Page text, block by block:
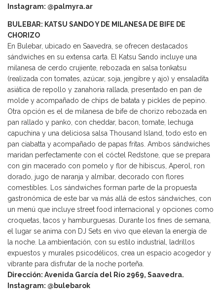
Instagram: @palmyra.ar
BULEBAR: KATSU SANDO Y DE MILANESA DE BIFE DE
CHORIZO
En Bulebar, ubicado en Saavedra, se ofrecen destacados
sándwiches en su extensa carta. El Katsu Sando incluye una
milanesa de cerdo crujiente, rebozada en salsa tonkatsu
(realizada con tomates, azúcar, soja, jengibre y ajo) y ensaladita
asiática de repollo y zanahoria rallada, presentado en pan de
molde y acompañado de chips de batata y pickles de pepino.
Otra opción es el de milanesa de bife de chorizo rebozada en
pan rallado y panko, con cheddar, bacon, tomate, lechuga
capuchina y una deliciosa salsa Thousand Island, todo esto en
pan ciabatta y acompañado de papas fritas. Ambos sándwiches
maridan perfectamente con el cóctel Redstone, que se prepara
con gin macerado con pomelo y flor de hibiscus, Aperol, ron
dorado, jugo de naranja y almíbar, decorado con flores
comestibles. Los sándwiches forman parte de la propuesta
gastronómica de este bar va más allá de estos sándwiches, con
un menú que incluye street food internacional y opciones como
croquetas, tacos y hamburguesas. Durante los fines de semana,
el lugar se anima con DJ Sets en vivo que elevan la energía de
la noche. La ambientación, con su estilo industrial, ladrillos
expuestos y murales psicodélicos, crea un espacio acogedor y
vibrante para disfrutar de la noche porteña.
Dirección: Avenida García del Río 2969, Saavedra.
Instagram: @bulebarok